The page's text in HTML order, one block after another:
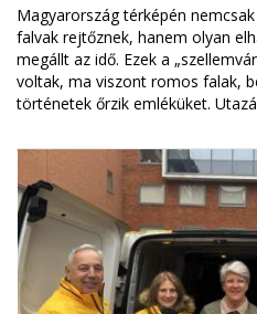
Magyarország térképén
falvak rejtőznek, hanem olyan
megállt az idő. Ezek a
voltak, ma viszont romos falak,
történetek őrzik emléküket.